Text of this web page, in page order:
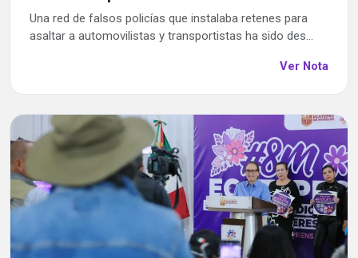
Una red de falsos policías que instalaba retenes para
asaltar a automovilistas y transportistas ha sido des...
Ver Nota